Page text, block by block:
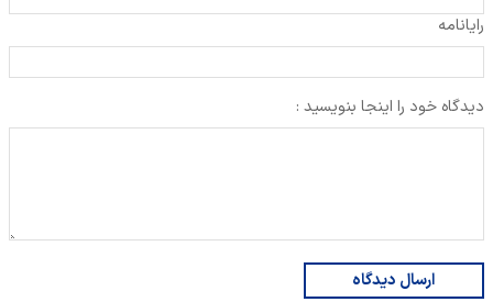
رایانامه
دیدگاه خود را اینجا بنویسید :
ارسال دیدگاه